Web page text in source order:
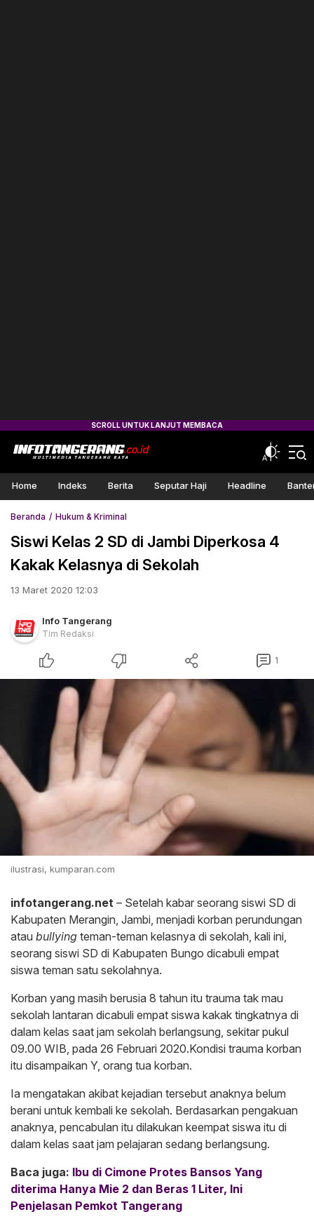
Home Indeks Berita Seputar Haji Headline
Beranda Hukum & Kriminal
Siswi Kelas 2 SD di Jambi Diperkosa 4
Kakak Kelasnya di Sekolah
13 Maret 2020 12:03
Info Tangerang
Tim Redaksi
1
ilustrasi, kumparan.com
infotangerang.net – Setelah kabar seorang siswi SD di
Kabupaten Merangin, Jambi, menjadi korban perundungan
atau bullying teman-teman kelasnya di sekolah, kali ini,
seorang siswi SD di Kabupaten Bungo dicabuli empat
siswa teman satu sekolahnya.
Korban yang masih berusia 8 tahun itu trauma tak mau
sekolah lantaran dicabuli empat siswa kakak tingkatnya di
dalam kelas saat jam sekolah berlangsung, sekitar pukul
09.00 WIB, pada 26 Februari 2020.Kondisi trauma korban
itu disampaikan Y, orang tua korban.
Ia mengatakan akibat kejadian tersebut anaknya belum
berani untuk kembali ke sekolah. Berdasarkan pengakuan
anaknya, pencabulan itu dilakukan keempat siswa itu di
dalam kelas saat jam pelajaran sedang berlangsung.
Baca juga: Ibu di Cimone Protes Bansos Yang
diterima Hanya Mie 2 dan Beras 1 Liter, Ini
Penjelasan Pemkot Tangerang